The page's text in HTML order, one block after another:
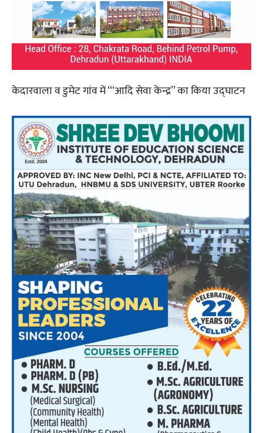
केदारवाला व डुमेट गांव में ‘‘‘आदि सेवा केन्द्र’’ का किया उद्घाटन